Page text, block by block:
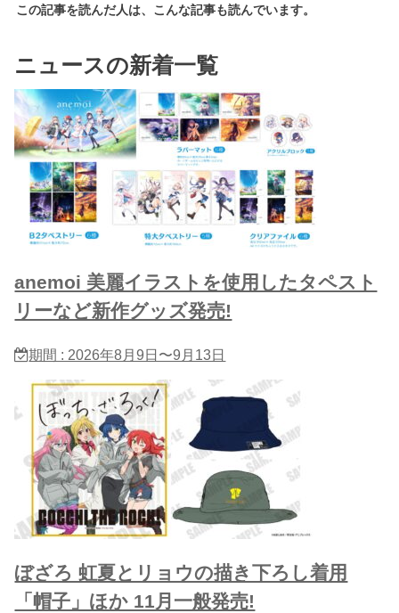
この記事を読んだ人は、こんな記事も読んでいます。
ニュースの新着一覧
anemoi 美麗イラストを使用したタペスト
リーなど新作グッズ発売!
期間 : 2026年8月9日〜9月13日
ぼざろ 虹夏とリョウの描き下ろし着用
「帽子」ほか 11月一般発売!